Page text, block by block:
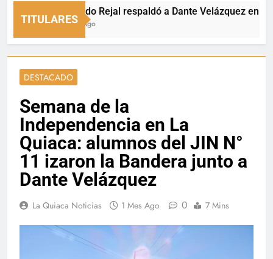
TITULARES
Fernando Rejal respaldó a Dante Velázquez en el
8 Horas Ago
DESTACADO
Semana de la
Independencia en La
Quiaca: alumnos del JIN N°
11 izaron la Bandera junto a
Dante Velázquez
La Quiaca Noticias 1 Mes Ago 0 7 Mins